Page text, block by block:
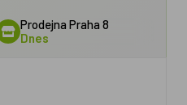
Prodejna Praha 8
Dnes